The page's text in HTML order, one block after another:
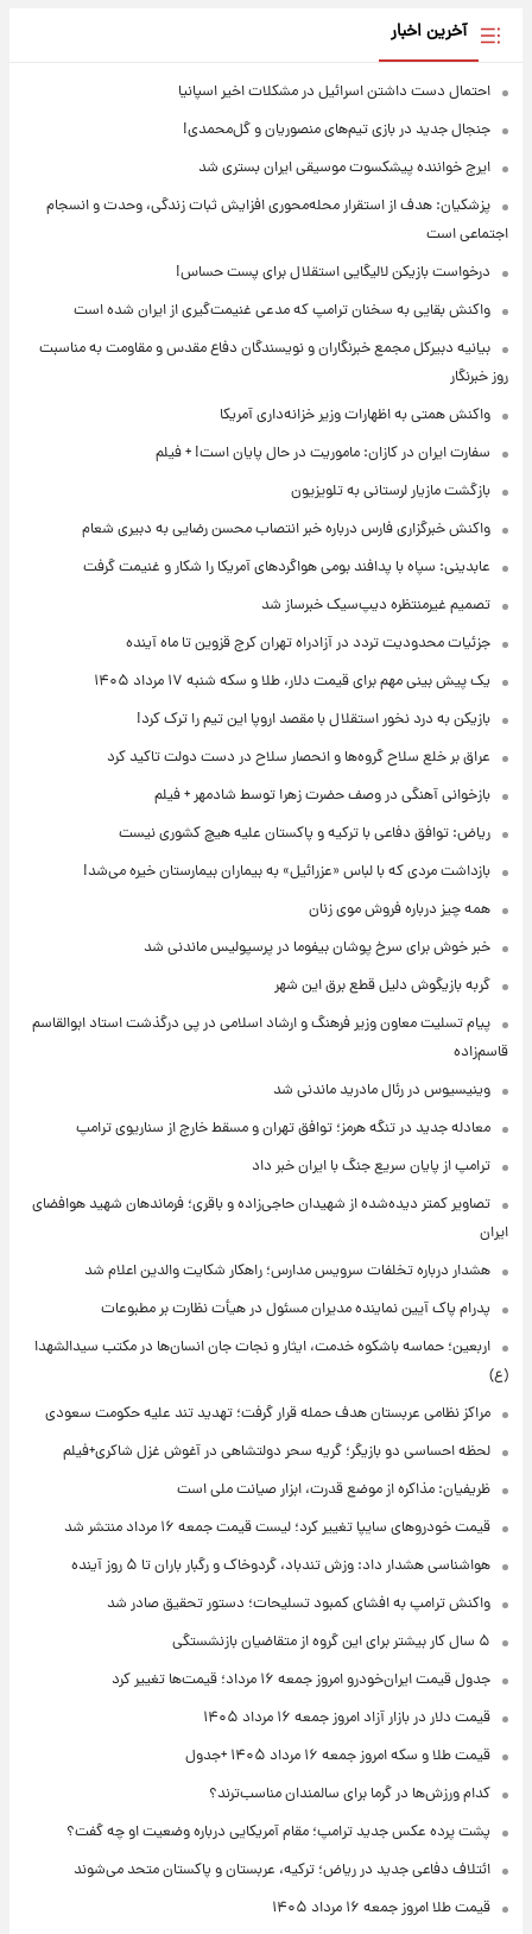
آخرین اخبار
احتمال دست داشتن اسرائیل در مشکلات اخیر اسپانیا
جنجال جدید در بازی تیم‌های منصوریان و گل‌محمدی!
ایرج خواننده پیشکسوت موسیقی ایران بستری شد
پزشکیان: هدف از استقرار محله‌محوری افزایش ثبات زندگی، وحدت و انسجام
اجتماعی است
درخواست بازیکن لالیگایی استقلال برای پست حساس!
واکنش بقایی به سخنان ترامپ که مدعی غنیمت‌گیری از ایران شده است
بیانیه دبیرکل مجمع خبرنگاران و نویسندگان دفاع مقدس و مقاومت به مناسبت
روز خبرنگار
واکنش همتی به اظهارات وزیر خزانه‌داری آمریکا
سفارت ایران در کازان: ماموریت در حال پایان است! + فیلم
بازگشت مازیار لرستانی به تلویزیون
واکنش خبرگزاری فارس درباره خبر انتصاب محسن رضایی به دبیری شعام
عابدینی: سپاه با پدافند بومی هواگردهای آمریکا را شکار و غنیمت گرفت
تصمیم غیرمنتظره دیپ‌سیک خبرساز شد
جزئیات محدودیت تردد در آزادراه تهران کرج قزوین تا ماه آینده
یک پیش ‌بینی مهم برای قیمت دلار، طلا و سکه شنبه ۱۷ مرداد ۱۴۰۵
بازیکن به درد نخور استقلال با مقصد اروپا این تیم را ترک کرد!
عراق بر خلع سلاح گروه‌ها و انحصار سلاح در دست دولت تاکید کرد
بازخوانی آهنگی در وصف حضرت زهرا توسط شادمهر + فیلم
ریاض: توافق دفاعی با ترکیه و پاکستان علیه هیچ کشوری نیست
بازداشت مردی که با لباس «عزرائیل» به بیماران بیمارستان خیره می‌شد!
همه چیز درباره فروش موی زنان
خبر خوش برای سرخ پوشان بیفوما در پرسپولیس ماندنی شد
گربه بازیگوش دلیل قطع برق این شهر
پیام تسلیت معاون وزیر فرهنگ و ارشاد اسلامی در پی درگذشت استاد ابوالقاسم
قاسم‌زاده
وینیسیوس در رئال مادرید ماندنی شد
معادله جدید در تنگه هرمز؛ توافق تهران و مسقط خارج از سناریوی ترامپ
ترامپ از پایان سریع جنگ با ایران خبر داد
تصاویر کمتر دیده‌شده از شهیدان حاجی‌زاده و باقری؛ فرماندهان شهید هوافضای
ایران
هشدار درباره تخلفات سرویس مدارس؛ راهکار شکایت والدین اعلام شد
پدرام پاک آیین نماینده مدیران مسئول در هیأت نظارت بر مطبوعات
اربعین؛ حماسه باشکوه خدمت، ایثار و نجات جان انسان‌ها در مکتب سیدالشهدا
(ع)
مراکز نظامی عربستان هدف حمله قرار گرفت؛ تهدید تند علیه حکومت سعودی
لحظه احساسی دو بازیگر؛ گریه سحر دولتشاهی در آغوش غزل شاکری+فیلم
ظریفیان: مذاکره از موضع قدرت، ابزار صیانت ملی است
قیمت خودروهای سایپا تغییر کرد؛ لیست قیمت جمعه ۱۶ مرداد منتشر شد
هواشناسی هشدار داد: وزش تندباد، گردوخاک و رگبار باران تا ۵ روز آینده
واکنش ترامپ به افشای کمبود تسلیحات؛ دستور تحقیق صادر شد
۵ سال کار بیشتر برای این گروه از متقاضیان بازنشستگی
جدول قیمت ایران‌خودرو امروز جمعه ۱۶ مرداد؛ قیمت‌ها تغییر کرد
قیمت دلار در بازار آزاد امروز جمعه ۱۶ مرداد ۱۴۰۵
قیمت طلا و سکه امروز جمعه ۱۶ مرداد ۱۴۰۵ +جدول
کدام ورزش‌ها در گرما برای سالمندان مناسب‌ترند؟
پشت پرده عکس جدید ترامپ؛ مقام آمریکایی درباره وضعیت او چه گفت؟
ائتلاف دفاعی جدید در ریاض؛ ترکیه، عربستان و پاکستان متحد می‌شوند
قیمت طلا امروز جمعه ۱۶ مرداد ۱۴۰۵